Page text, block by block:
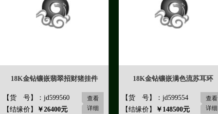
18K金钻镶嵌翡翠招财猪挂件
【货 号】：jd599560
【结缘价】
￥26400元
查看
详细
18K金钻镶嵌满色流苏耳环
【货 号】：jd599554
【结缘价】
￥148500元
查看
详细